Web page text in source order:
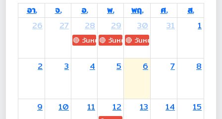
อา. จ. อ. พ. พฤ. ศ.
ส.
26
27 28
🔴 วันหยุด: H.M. King Maha Vajiralongkorn's
29
🔴 วันหยุด: Asanha Bucha Day
30
🔴 วันหยุด: Buddhist Lent
31 1
2 3 4 5 6 7 8
9 10 11 12 13 14 15